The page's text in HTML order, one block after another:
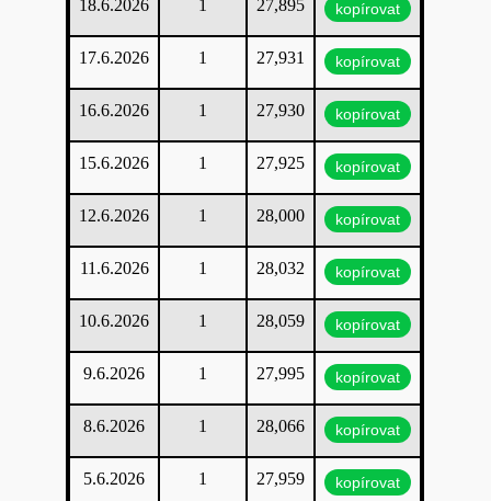
18.6.2026 1 27,895 kopírovat
17.6.2026 1 27,931 kopírovat
16.6.2026 1 27,930 kopírovat
15.6.2026 1 27,925 kopírovat
12.6.2026 1 28,000 kopírovat
11.6.2026 1 28,032 kopírovat
10.6.2026 1 28,059 kopírovat
9.6.2026 1 27,995 kopírovat
8.6.2026 1 28,066 kopírovat
5.6.2026 1 27,959 kopírovat